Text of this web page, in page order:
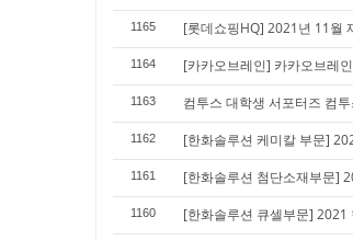
1165 [롯데쇼핑HQ] 2021년 11월
1164 [카카오브레인] 카카오브레
1163 컴투스 대학생 서포터즈 컴
1162 [한화솔루션 케미칼 부문]
1161 [한화솔루션 첨단소재부문]
1160 [한화솔루션 큐셀부문]